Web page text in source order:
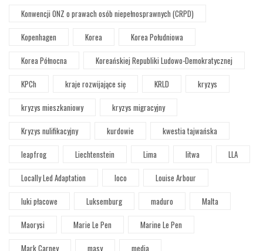
Konwencji ONZ o prawach osób niepełnosprawnych (CRPD)
Kopenhagen
Korea
Korea Południowa
Korea Północna
Koreańskiej Republiki Ludowo-Demokratycznej
KPCh
kraje rozwijające się KRLD
kryzys
kryzys mieszkaniowy
kryzys migracyjny
Kryzys nulifikacyjny
kurdowie
kwestia tajwańska
leapfrog
Liechtenstein Lima litwa
LLA
Locally Led Adaptation
loco
Louise Arbour
luki płacowe
Luksemburg maduro
Malta
Maorysi
Marie Le Pen
Marine Le Pen
Mark Carney
masy
media